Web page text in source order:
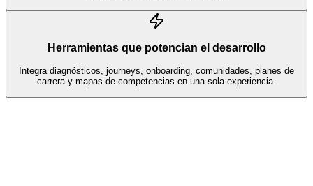
Herramientas que potencian el desarrollo
Integra diagnósticos, journeys, onboarding, comunidades, planes de
carrera y mapas de competencias en una sola experiencia.